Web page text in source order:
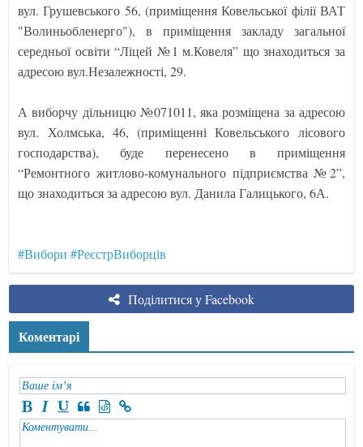
вул. Грушевського 56, (приміщення Ковельської філії ВАТ
"Волиньобленерго"), в приміщення закладу загальної
середньої освіти “Ліцей №1 м.Ковеля” що знаходиться за
адресою вул.Незалежності, 29.
А виборчу дільницю №071011, яка розміщена за адресою
вул. Холмська, 46, (приміщенні Ковельського лісового
господарства), буде перенесено в приміщення
“Ремонтного житлово-комунального підприємства №2”,
що знаходиться за адресою вул. Данила Галицького, 6А.
#Вибори #РеєстрВиборців
Поділитися у Facebook
Коментарі